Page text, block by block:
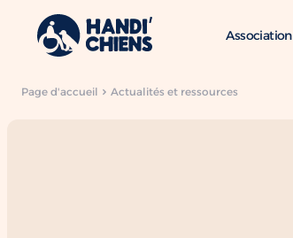
Association
Page d'accueil Actualités et ressources